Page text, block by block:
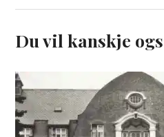
Du vil kanskje